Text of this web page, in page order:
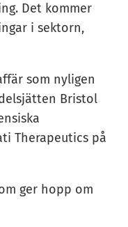
Det kommer
i sektorn,
som nyligen
Bristol
Therapeutics på
ger hopp om